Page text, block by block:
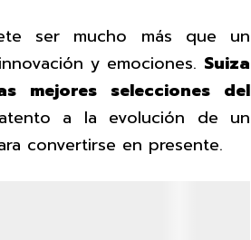
ser mucho más que un
y emociones. Suiza
mejores selecciones del
a la evolución de un
convertirse en presente.